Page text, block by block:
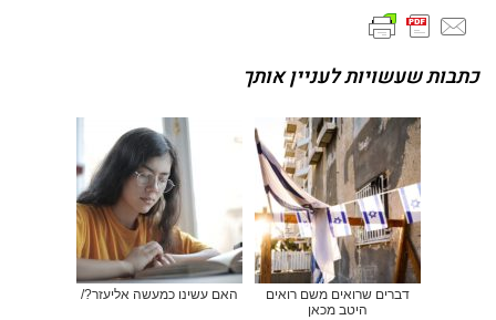
כתבות שעשויות לעניין אותך
דברים שרואים משם רואים
היטב מכאן
האם עשינו כמעשה אליעזר?/